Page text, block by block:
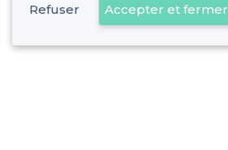
Déjà client
Refuser Accepter et fermer